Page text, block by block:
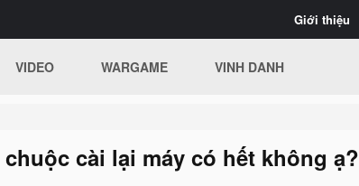
Giới thiệu
VIDEO WARGAME VINH DANH
cài lại máy có hết không ạ?